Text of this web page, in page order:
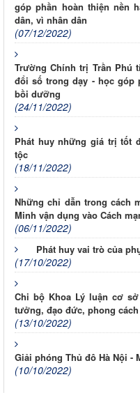
góp phần hoàn thiện nền
dân, vì nhân dân
(07/12/2022)
Trường Chính trị Trần Phú
đổi số trong dạy - học góp
bồi dưỡng
(24/11/2022)
Phát huy những giá trị tốt
tộc
(18/11/2022)
Những chỉ dẫn trong cách
Minh vận dụng vào Cách
(06/11/2022)
Phát huy vai trò của
(17/10/2022)
Chi bộ Khoa Lý luận cơ
tưởng, đạo đức, phong
(13/10/2022)
Giải phóng Thủ đô Hà Nội -
(10/10/2022)